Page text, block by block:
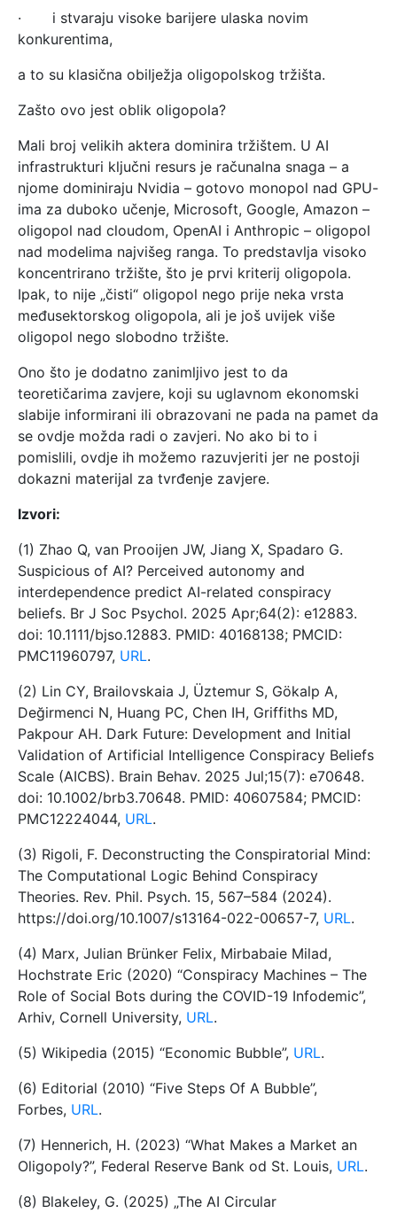
· i stvaraju visoke barijere ulaska novim
konkurentima,
a to su klasična obilježja oligopolskog tržišta.
Zašto ovo jest oblik oligopola?
Mali broj velikih aktera dominira tržištem. U AI
infrastrukturi ključni resurs je računalna snaga – a
njome dominiraju Nvidia – gotovo monopol nad GPU-
ima za duboko učenje, Microsoft, Google, Amazon –
oligopol nad cloudom, OpenAI i Anthropic – oligopol
nad modelima najvišeg ranga. To predstavlja visoko
koncentrirano tržište, što je prvi kriterij oligopola.
Ipak, to nije „čisti“ oligopol nego prije neka vrsta
međusektorskog oligopola, ali je još uvijek više
oligopol nego slobodno tržište.
Ono što je dodatno zanimljivo jest to da
teoretičarima zavjere, koji su uglavnom ekonomski
slabije informirani ili obrazovani ne pada na pamet da
se ovdje možda radi o zavjeri. No ako bi to i
pomislili, ovdje ih možemo razuvjeriti jer ne postoji
dokazni materijal za tvrđenje zavjere.
Izvori:
(1) Zhao Q, van Prooijen JW, Jiang X, Spadaro G.
Suspicious of AI? Perceived autonomy and
interdependence predict AI-related conspiracy
beliefs. Br J Soc Psychol. 2025 Apr;64(2): e12883.
doi: 10.1111/bjso.12883. PMID: 40168138; PMCID:
PMC11960797, URL.
(2) Lin CY, Brailovskaia J, Üztemur S, Gökalp A,
Değirmenci N, Huang PC, Chen IH, Griffiths MD,
Pakpour AH. Dark Future: Development and Initial
Validation of Artificial Intelligence Conspiracy Beliefs
Scale (AICBS). Brain Behav. 2025 Jul;15(7): e70648.
doi: 10.1002/brb3.70648. PMID: 40607584; PMCID:
PMC12224044, URL.
(3) Rigoli, F. Deconstructing the Conspiratorial Mind:
The Computational Logic Behind Conspiracy
Theories. Rev. Phil. Psych. 15, 567–584 (2024).
https://doi.org/10.1007/s13164-022-00657-7, URL.
(4) Marx, Julian Brünker Felix, Mirbabaie Milad,
Hochstrate Eric (2020) “Conspiracy Machines – The
Role of Social Bots during the COVID-19 Infodemic”,
Arhiv, Cornell University, URL.
(5) Wikipedia (2015) “Economic Bubble”, URL.
(6) Editorial (2010) “Five Steps Of A Bubble”,
Forbes, URL.
(7) Hennerich, H. (2023) “What Makes a Market an
Oligopoly?”, Federal Reserve Bank od St. Louis, URL.
(8) Blakeley, G. (2025) „The AI Circular